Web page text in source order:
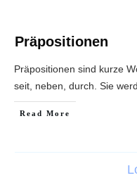
Präpositionen
Präpositionen sind kurze
seit, neben, durch. Sie
Read More